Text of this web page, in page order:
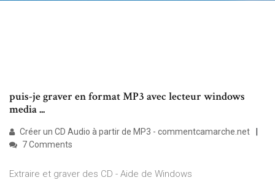
puis-je graver en format MP3 avec lecteur windows
media ...
Créer un CD Audio à partir de MP3 - commentcamarche.net
7 Comments
Extraire et graver des CD - Aide de Windows